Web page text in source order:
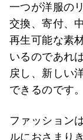
一つが洋服の
交換、寄付、
再生可能な素
いるのであれ
戻し、新しい
できるのです。
ファッション
ルにおさまり